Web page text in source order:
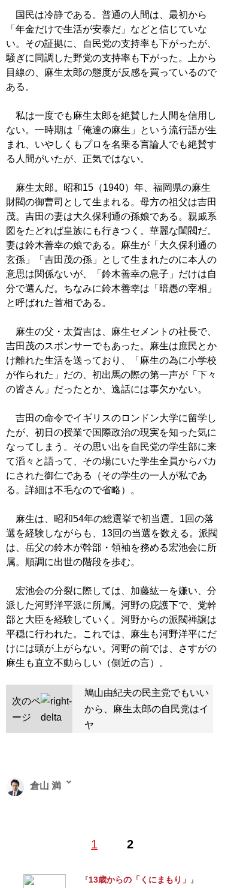
国民は冷静である。普通の人間は、最初から
「年金だけで生活が安泰だ」などと信じていな
い。その証拠に、自民党の支持率も下がったが、
騒ぎに同調した野党の支持率も下がった。上から
目線の、麻生太郎の態度が反感を買っているので
ある。
私は一度でも麻生太郎を絶賛した人間を信用し
ない。一時期は「俺達の麻生」という流行語が生
まれ、いやしくもプロを名乗る言論人でも絶賛す
る人間がいたが、正気ではない。
麻生太郎。昭和15（1940）年、福岡県の麻生
財閥の御曹司として生まれる。母方の祖父は吉田
茂。吉田の妻は大久保利通の孫娘である。親戚系
図をたどれば皇族にも行きつく。華麗な閨閥だ。
妻は鈴木善幸の娘である。麻生が「大久保利通の
玄孫」「吉田茂の孫」として生まれたのに本人の
意思は関係ないが、「鈴木善幸の息子」だけは自
分で選んだ。ちなみに鈴木善幸は「暗愚の宰相」
と呼ばれた首相である。
麻生の父・太賀吉は、麻生セメントの社長で、
吉田茂のスポンサーでもあった。麻生は庶民とか
け離れた生活を送っており、「麻生の為に小学校
が作られた」だの、初出馬の際の第一声が「下々
の皆さん」だったとか、逸話には事欠かない。
吉田の命令でイギリスのロンドン大学に留学し
たが、初日の授業で国際政治の現実を知った気に
なってしまう。その思い出を自民党の学生部に来
て滔々と語って、その場にいた学生全員からバカ
にされた御仁である（その学生の一人が私であ
る。詳細は不毛なので省略）。
麻生は、昭和54年の総選挙で初当選。1回の落
選を経験しながらも、13回の当選を数える。派閥
は、岳父の鈴木が幹部・領袖を務める宏池会に所
属。順調に出世の階段を歩む。
宏池会の分裂に際しては、加藤紘一を嫌い、分
派した河野洋平派に所属。河野の庇護下で、党幹
部と大臣を経験していく。河野からの派閥禅譲は
平穏に行われた。これでは、麻生も河野洋平にだ
けには頭が上がらない。河野の前では、さすがの
麻生も直立不動らしい（側近の言）。
次のペ
ージ
鳩山由紀夫の民主党でもいい
から、麻生太郎の自民党はイ
ヤ
1 2
倉山 満
ク理事長兼所長。中央大学文学部史学科を卒業後、同大
学日本政教研究所非常勤職員を務める。現在は、「
『13歳からの「くにまもり」 』